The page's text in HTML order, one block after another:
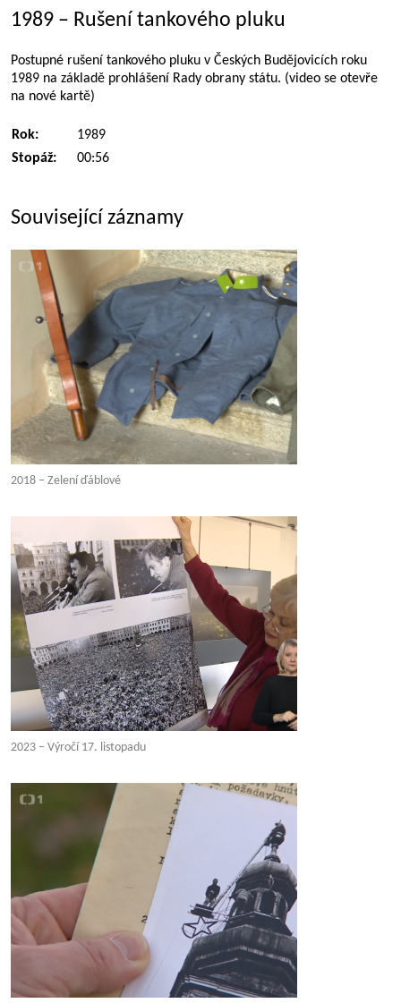
1989 – Rušení tankového pluku
Postupné rušení tankového pluku v Českých Budějovicích roku
1989 na základě prohlášení Rady obrany státu. (video se otevře
na nové kartě)
Rok:
1989
Stopáž:
00:56
Související záznamy
2018 – Zelení ďáblové
2023 – Výročí 17. listopadu